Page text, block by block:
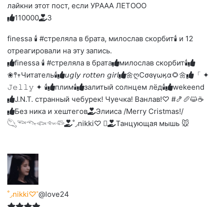
лайкни этот пост, если УРААА ЛЕТООО
Голосуйте
вверх.
11
Нажмите
реакцию:
улыбаюсь
0
Нажмите
реакцию:
до
слез
0
Нажмите
реакцию:
печаль
0
Нажмите
реакцию:
плачу
0
Нажмите
благодарю
3
finessa 🕯 #стреляла в брата, милослав скорбит🕯 и 12
отреагировали на эту запись.
finessa 🕯 #стреляла в брата
милослав скорбит🕯
❀𖤣𖥧Читатель🕯️
𝘶𝘨𝘭𝘺 𝘳𝘰𝘵𝘵𝘦𝘯 𝘨𝘪𝘳𝘭 🌼ღСσɞγωӄα🌻🌼
「 ✦
𝙹𝚎𝚕𝚕𝚢 ✦ 🕯️
плим🕯️ залитый солнцем лёд🕯
wekeend
J.N.T. странный чебурек! Чуечка! Ванлав!♡ #🍤🥖😺☕
Без ника и хештегов
Элииса /Merry Cristmas!/
𓆡𓆝𓆞𓆟𓆜𓆛
˚◞nikki♡ ⃗ Танцующая мышь 🐭
˚◞nikki♡ ⃗@love24